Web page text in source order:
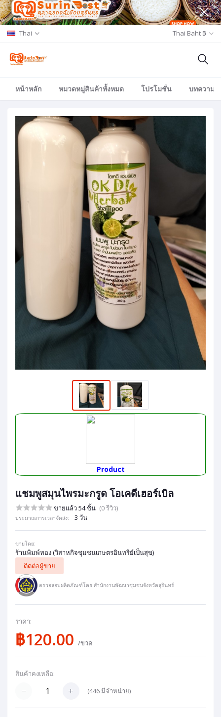
Thai Thai Baht ฿
หน้าหลัก หมวดหมู่สินค้าทั้งหมด โปรโมชั่น บทความ/
Product
แชมพูสมุนไพรมะกรูด โอเคดีเฮอร์เบิล
ขายแล้ว 54 ชิ้น (0 รีวิว)
ประมาณการเวลาจัดส่ง: 3 วัน
ขายโดย:
ร้านพิมพ์ทอง (วิสาหกิจชุมชนเกษตรอินทรีย์เป็นสุข)
ติดต่อผู้ขาย
ตรวจสอบผลิตภัณฑ์โดย:สำนักงานพัฒนาชุมชนจังหวัดสุรินทร์
ราคา:
฿120.00 /ขวด
สินค้าคงเหลือ:
(446มีจำหน่าย)